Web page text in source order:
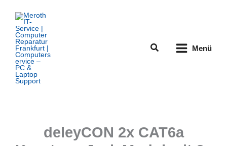
Inhalt
springen
Suchen Menü
deleyCON 2x CAT6a